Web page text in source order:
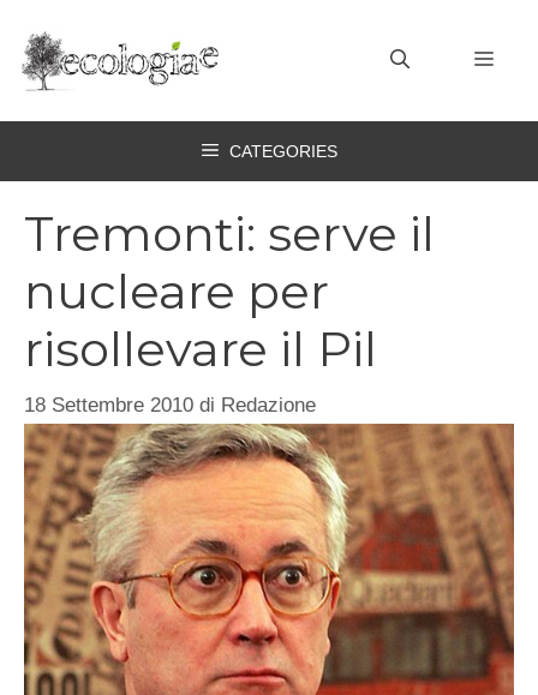
contenuto
CATEGORIES
Tremonti: serve il
nucleare per
risollevare il Pil
18 Settembre 2010 di Redazione